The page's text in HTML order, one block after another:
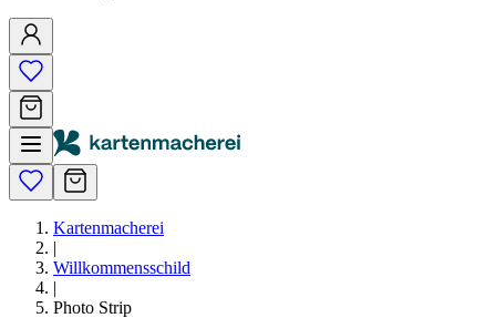
Kartenmacherei
|
Willkommensschild
|
Photo Strip